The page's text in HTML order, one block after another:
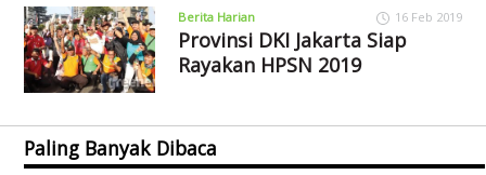
Berita Harian 16 Feb 2019
Provinsi DKI Jakarta Siap
Rayakan HPSN 2019
Paling Banyak Dibaca